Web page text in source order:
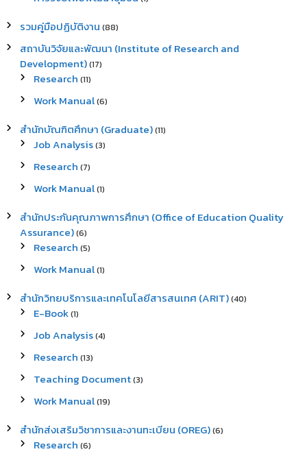
รวมคู่มือปฏิบัติงาน (88)
สถาบันวิจัยและพัฒนา (Institute of Research and
Development)(17)
Research (11)
Work Manual(6)
สำนักบัณฑิตศึกษา (Graduate)(11)
Job Analysis(3)
Research (7)
Work Manual(1)
สำนักประกันคุณภาพการศึกษา (Office of Education Quality
Assurance)(6)
Research (5)
Work Manual(1)
สำนักวิทยบริการและเทคโนโลยีสารสนเทศ (ARIT)(40)
E-Book(1)
Job Analysis(4)
Research (13)
Teaching Document(3)
Work Manual(19)
สำนักส่งเสริมวิชาการและงานทะเบียน (OREG)(6)
Research (6)